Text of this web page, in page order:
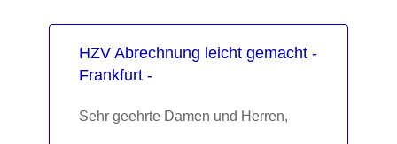
HZV Abrechnung leicht gemacht -
Frankfurt -
Sehr geehrte Damen und Herren,